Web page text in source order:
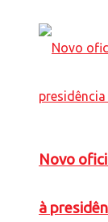
Novo
à